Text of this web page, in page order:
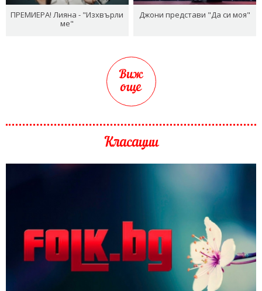
ПРЕМИЕРА! Лияна - "Изхвърли
ме"
Джони представи "Да си моя"
Виж
още
Класации